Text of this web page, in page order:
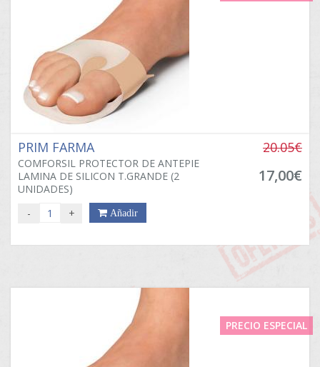
PRIM FARMA
COMFORSIL PROTECTOR DE ANTEPIE
LAMINA DE SILICON T.GRANDE (2
UNIDADES)
20.05€
17,00€
- + Añadir
PRECIO ESPECIAL